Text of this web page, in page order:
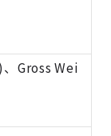
Gross Wei